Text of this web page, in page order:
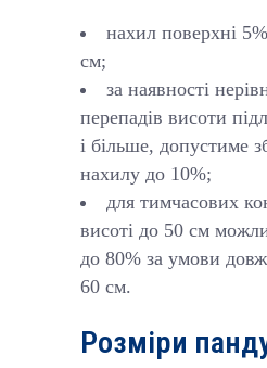
нахил поверхні
см;
за наявності
перепадів висоти
і більше, допустиме
нахилу до 10%;
для тимчасових
висоті до 50 см
до 80% за умови
60 см.
Розміри